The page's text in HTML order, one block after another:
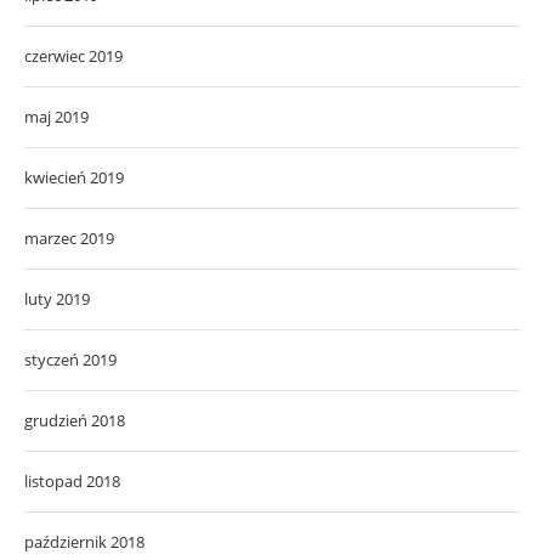
czerwiec 2019
maj 2019
kwiecień 2019
marzec 2019
luty 2019
styczeń 2019
grudzień 2018
listopad 2018
październik 2018